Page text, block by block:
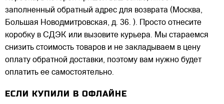
заполненный обратный адрес для возврата (Москва,
Большая Новодмитровская, д. 36. ). Просто отнесите
коробку в СДЭК или вызовите курьера. Мы стараемся
снизить стоимость товаров и не закладываем в цену
оплату обратной доставки, поэтому вам нужно будет
оплатить ее самостоятельно.
ЕСЛИ КУПИЛИ В ОФЛАЙНЕ